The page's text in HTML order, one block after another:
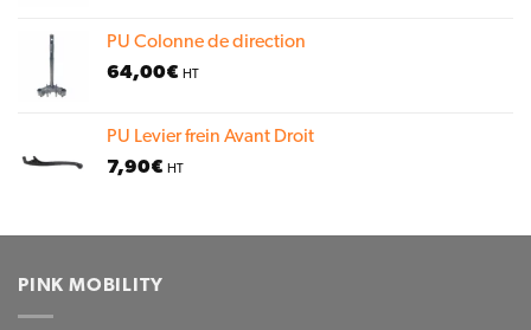
PU Colonne de direction
64,00€ HT
PU Levier frein Avant Droit
7,90€ HT
PINK MOBILITY